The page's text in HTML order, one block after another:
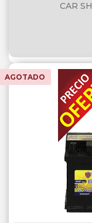
CAR
AGOTADO